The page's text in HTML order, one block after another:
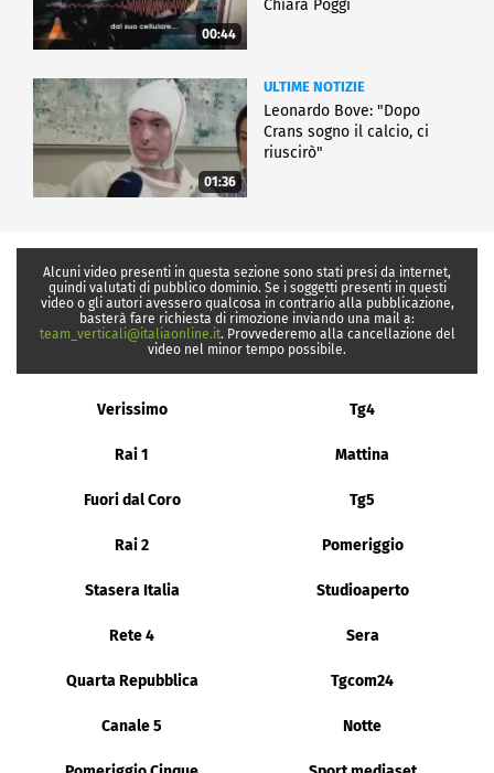
00:44
Chiara Poggi
01:36
ULTIME NOTIZIE
Leonardo Bove: "Dopo
Crans sogno il calcio, ci
riuscirò"
Alcuni video presenti in questa sezione sono stati presi da internet,
quindi valutati di pubblico dominio. Se i soggetti presenti in questi
video o gli autori avessero qualcosa in contrario alla pubblicazione,
basterà fare richiesta di rimozione inviando una mail a:
team_verticali@italiaonline.it. Provvederemo alla cancellazione del
video nel minor tempo possibile.
Verissimo Tg4
Rai 1 Mattina
Fuori dal Coro Tg5
Rai 2 Pomeriggio
Stasera Italia Studioaperto
Rete 4 Sera
Quarta Repubblica Tgcom24
Canale 5 Notte